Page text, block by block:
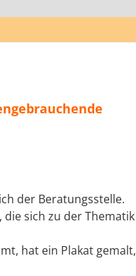
der Beratungsstelle.
sich zu der Thematik
hat ein Plakat gemalt,